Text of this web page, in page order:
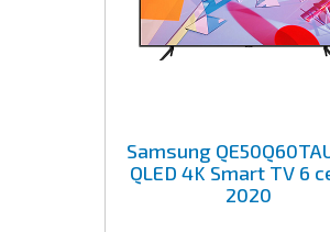
Samsung
QLED 4K Smart TV 6
2020